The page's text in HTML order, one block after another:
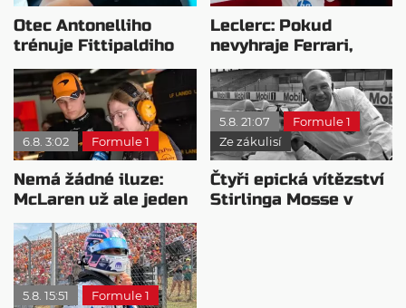
Otec Antonelliho
trénuje Fittipaldiho
syna: Brazilec
vychvaluje lídra
Leclerc: Pokud
nevyhraje Ferrari,
přeji titul
Antonellimu
6.8. 3:02 Formule 1
Nemá žádné iluze:
McLaren už ale jeden
návrat ze dna dokázal
5.8. 21:07
Formule 1
Ze zákulisí
Čtyři epická vítězství
Stirlinga Mosse v
5.8. 15:51 Formule 1